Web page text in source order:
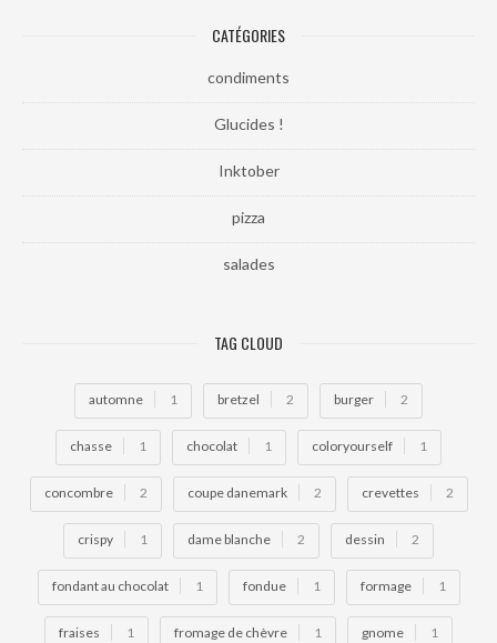
CATÉGORIES
condiments
Glucides !
Inktober
pizza
salades
TAG CLOUD
automne 1 bretzel 2 burger 2
chasse 1 chocolat 1 coloryourself 1
concombre 2 coupe danemark 2 crevettes 2
crispy 1 dame blanche 2 dessin 2
fondant au chocolat 1 fondue 1 formage 1
fraises 1 fromage de chèvre 1 gnome 1